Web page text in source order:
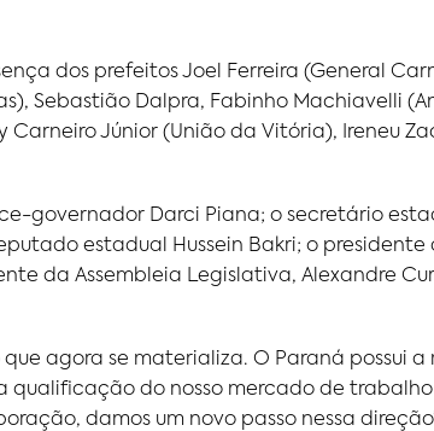
dos prefeitos Joel Ferreira (General
Sebastião Dalpra, Fabinho Machiavelli
Carneiro Júnior (União da Vitória), Ireneu
governador Darci Piana; o secretário
estadual Hussein Bakri; o
da Assembleia Legislativa, Alexandre
agora se materializa. O Paraná possui
qualificação do nosso mercado de
damos um novo passo nessa